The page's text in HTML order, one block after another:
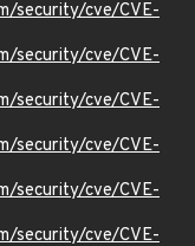
security/cve/CVE-
security/cve/CVE-
security/cve/CVE-
security/cve/CVE-
security/cve/CVE-
security/cve/CVE-